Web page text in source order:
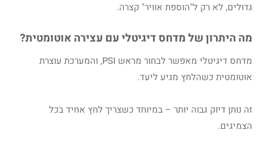
גדולים, לא רק ל"הוספת אוויר" קצרה.
מה היתרון של מדחס דיגיטלי עם עצירה אוטומטית?
מדחס דיגיטלי מאפשר לבחור מראש PSI, והמערכת עוצרת
אוטומטית כשהלחץ מגיע ליעד.
זה נותן דיוק גבוה יותר – במיוחד כשצריך לחץ אחיד בכל
הצמיגים.